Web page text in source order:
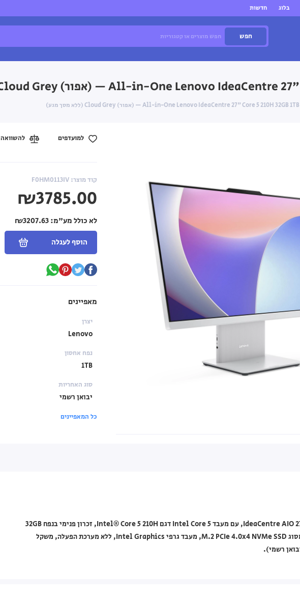
בלוג חדשות
חפש
קוד מוצר: F0HM0113IV
₪3785.00
לא כולל מע"מ:
הוסף לעגלה
למועדפים להשוואה
מאפיינים
יצרן
Lenovo
נפח אחסון
1TB
סוג האחריות
יבואן רשמי
כל המאפיינים
מחשב All-in-One Lenovo מסדרת IdeaCentre AIO 27IRH9, עם מעבד Intel Core 5 דגם Intel® Core 5 210H, זכרון פנימי בנפח 32GB
מסוג DDR5-5200 SO-DIMM, אחסון 1TB מסוג M.2 PCIe 4.0x4 NVMe SSD, מעבד גרפי Intel Graphics, ללא מערכת הפעלה, משקל